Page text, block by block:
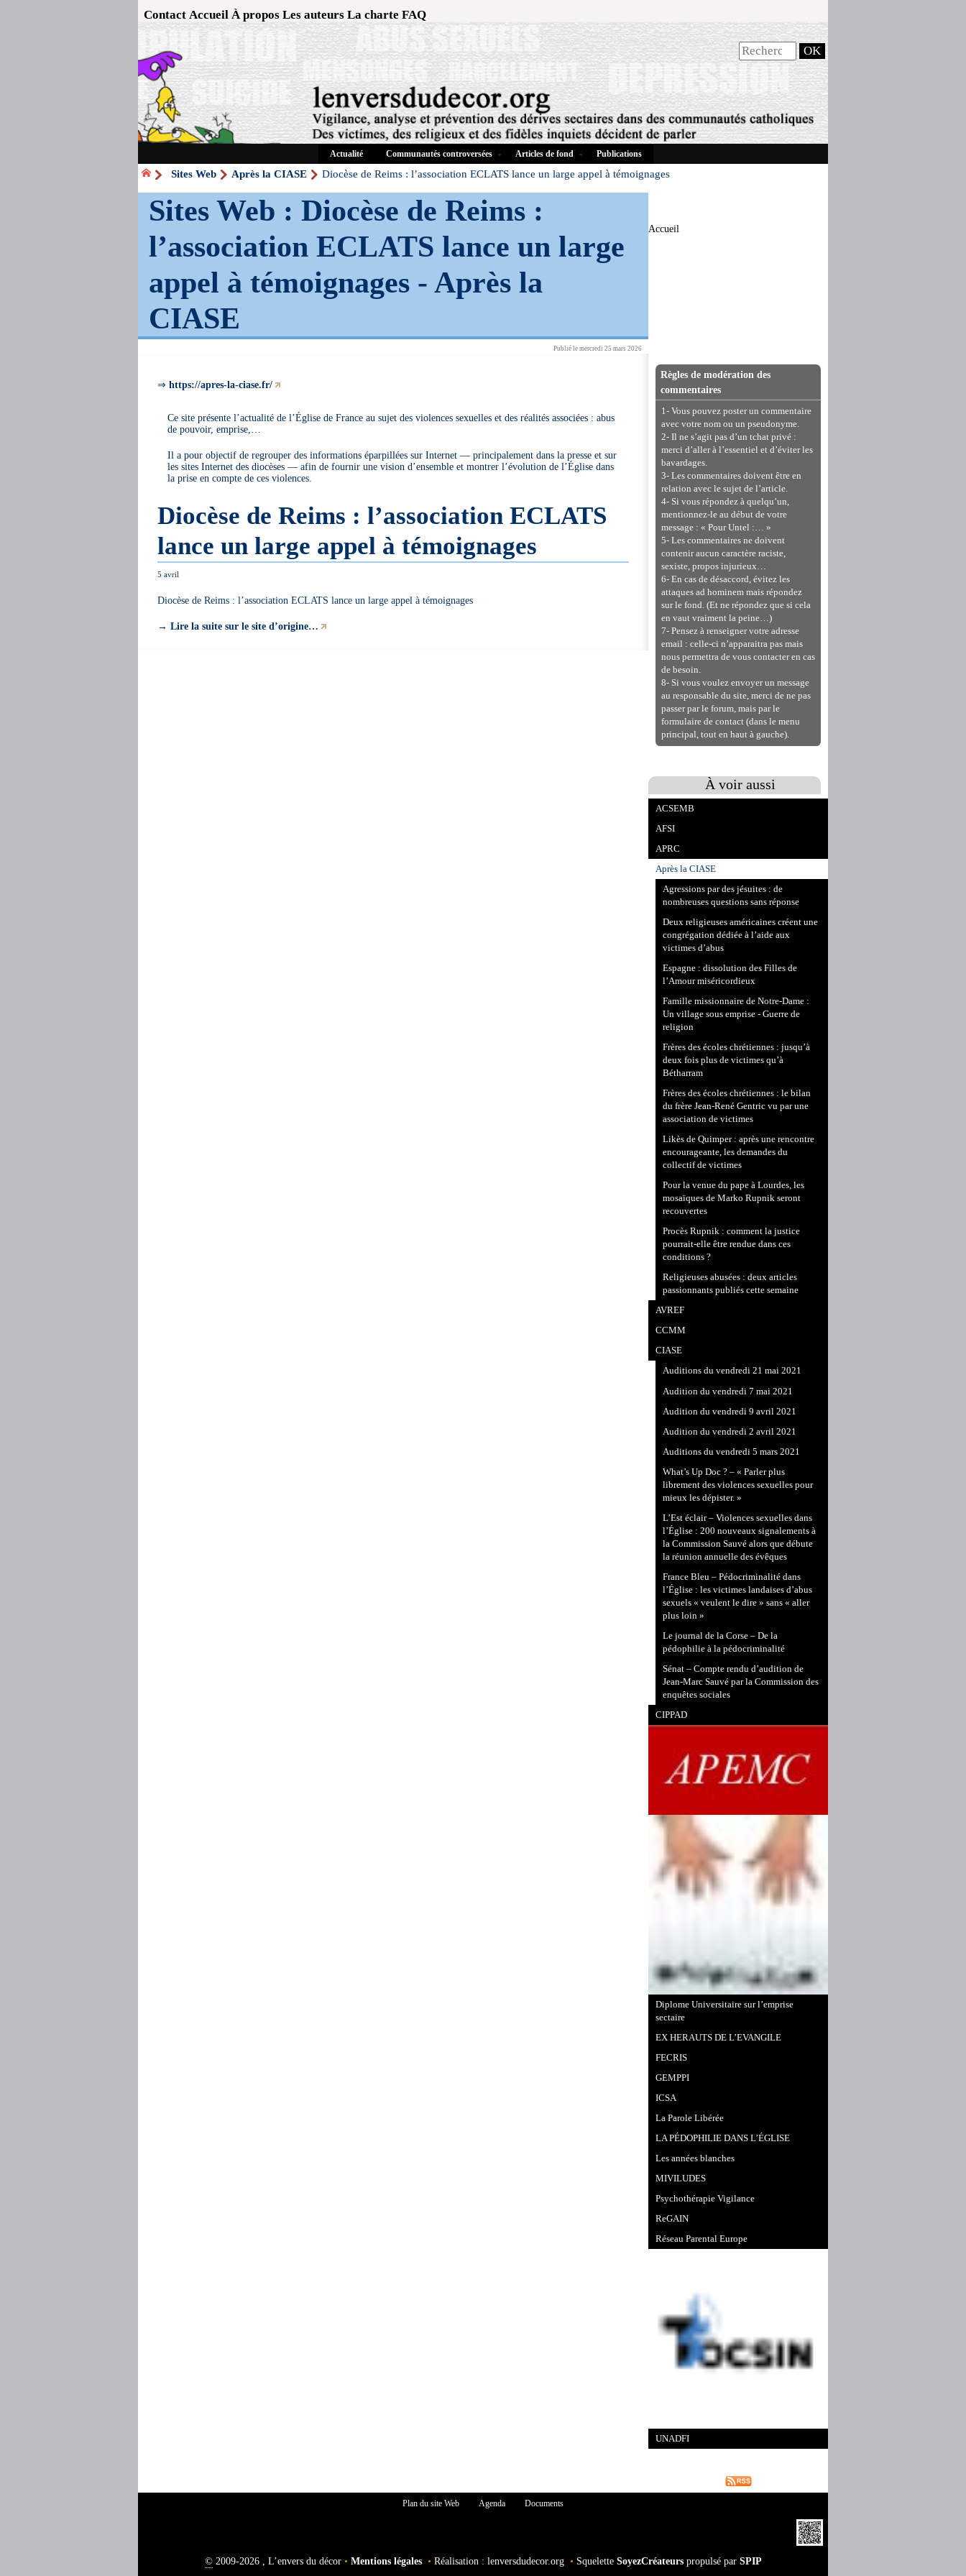
Contact Accueil À propos Les auteurs La charte FAQ
Actualité Communautés controversées Articles de fond Publications
Sites Web Après la CIASE Diocèse de Reims : l’association ECLATS lance un large appel à témoignages
Sites Web : Diocèse de Reims :
l’association ECLATS lance un large
appel à témoignages -Après la
CIASE
Publié le mercredi 25 mars 2026
⇒ https://apres-la-ciase.fr/
Ce site présente l’actualité de l’Église de France au sujet des violences sexuelles et des réalités associées : abus
de pouvoir, emprise,…
Il a pour objectif de regrouper des informations éparpillées sur Internet — principalement dans la presse et sur
les sites Internet des diocèses — afin de fournir une vision d’ensemble et montrer l’évolution de l’Église dans
la prise en compte de ces violences.
Diocèse de Reims : l’association ECLATS
lance un large appel à témoignages
5 avril
Diocèse de Reims : l’association ECLATS lance un large appel à témoignages
→ Lire la suite sur le site d’origine…
Accueil
Règles de modération des
commentaires
1- Vous pouvez poster un commentaire
avec votre nom ou un pseudonyme.
2- Il ne s’agit pas d’un tchat privé :
merci d’aller à l’essentiel et d’éviter les
bavardages.
3- Les commentaires doivent être en
relation avec le sujet de l’article.
4- Si vous répondez à quelqu’un,
mentionnez-le au début de votre
message : « Pour Untel :… »
5- Les commentaires ne doivent
contenir aucun caractère raciste,
sexiste, propos injurieux…
6- En cas de désaccord, évitez les
attaques ad hominem mais répondez
sur le fond. (Et ne répondez que si cela
en vaut vraiment la peine…)
7- Pensez à renseigner votre adresse
email : celle-ci n’apparaitra pas mais
nous permettra de vous contacter en cas
de besoin.
8- Si vous voulez envoyer un message
au responsable du site, merci de ne pas
passer par le forum, mais par le
formulaire de contact (dans le menu
principal, tout en haut à gauche).
À voir aussi
ACSEMB
AFSI
APRC
Après la CIASE
Agressions par des jésuites : de
nombreuses questions sans réponse
Deux religieuses américaines créent une
congrégation dédiée à l’aide aux
victimes d’abus
Espagne : dissolution des Filles de
l’Amour miséricordieux
Famille missionnaire de Notre-Dame :
Un village sous emprise - Guerre de
religion
Frères des écoles chrétiennes : jusqu’à
deux fois plus de victimes qu’à
Bétharram
Frères des écoles chrétiennes : le bilan
du frère Jean-René Gentric vu par une
association de victimes
Likès de Quimper : après une rencontre
encourageante, les demandes du
collectif de victimes
Pour la venue du pape à Lourdes, les
mosaïques de Marko Rupnik seront
recouvertes
Procès Rupnik : comment la justice
pourrait-elle être rendue dans ces
conditions ?
Religieuses abusées : deux articles
passionnants publiés cette semaine
AVREF
CCMM
CIASE
Auditions du vendredi 21 mai 2021
Audition du vendredi 7 mai 2021
Audition du vendredi 9 avril 2021
Audition du vendredi 2 avril 2021
Auditions du vendredi 5 mars 2021
What’s Up Doc ? – « Parler plus
librement des violences sexuelles pour
mieux les dépister. »
L’Est éclair – Violences sexuelles dans
l’Église : 200 nouveaux signalements à
la Commission Sauvé alors que débute
la réunion annuelle des évêques
France Bleu – Pédocriminalité dans
l’Église : les victimes landaises d’abus
sexuels « veulent le dire » sans « aller
plus loin »
Le journal de la Corse – De la
pédophilie à la pédocriminalité
Sénat – Compte rendu d’audition de
Jean-Marc Sauvé par la Commission des
enquêtes sociales
CIPPAD
Diplome Universitaire sur l’emprise
sectaire
EX HERAUTS DE L’EVANGILE
FECRIS
GEMPPI
ICSA
La Parole Libérée
LA PÉDOPHILIE DANS L’ÉGLISE
Les années blanches
MIVILUDES
Psychothérapie Vigilance
ReGAIN
Réseau Parental Europe
UNADFI
Plan du site Web Agenda Documents
©2009-2026 , L’envers du décor • Mentions légales • Réalisation : lenversdudecor.org • Squelette SoyezCréateurspropulsé par SPIP